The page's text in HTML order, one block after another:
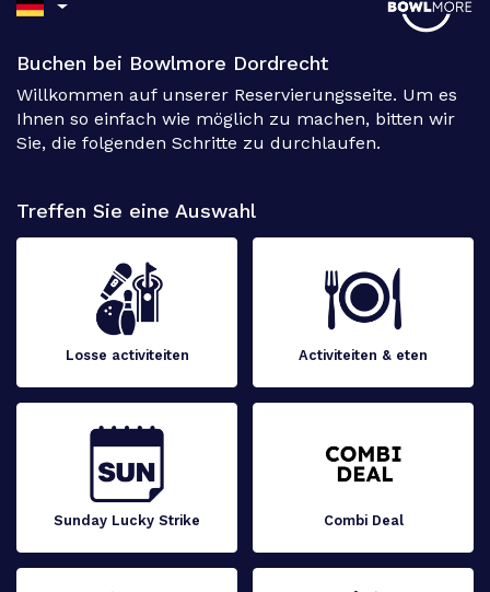
Buchen bei Bowlmore Dordrecht
Willkommen auf unserer Reservierungsseite. Um es
Ihnen so einfach wie möglich zu machen, bitten wir
Sie, die folgenden Schritte zu durchlaufen.
Treffen Sie eine Auswahl
Losse activiteiten Activiteiten & eten
Sunday Lucky Strike Combi Deal